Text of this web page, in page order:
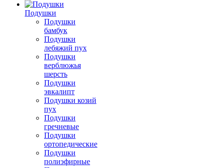
Подушки
Подушки
бамбук
Подушки
лебяжий пух
Подушки
верблюжья
шерсть
Подушки
эвкалипт
Подушки козий
пух
Подушки
гречневые
Подушки
ортопедические
Подушки
полиэфирные